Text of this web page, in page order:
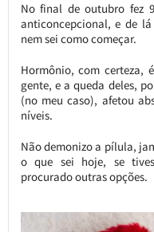
No final de outubro fez
anticoncepcional, e de
nem sei como começar.
Hormônio, com certeza,
gente, e a queda deles,
(no meu caso), afetou
níveis.
Não demonizo a pílula,
o que sei hoje, se
procurado outras opções.